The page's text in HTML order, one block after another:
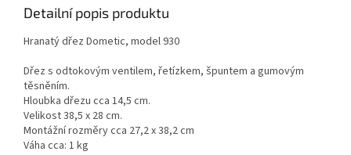
Detailní popis produktu
Hranatý dřez Dometic, model 930
Dřez s odtokovým ventilem, řetízkem, špuntem a gumovým
těsněním.
Hloubka dřezu cca 14,5 cm.
Velikost 38,5 x 28 cm.
Montážní rozměry cca 27,2 x 38,2 cm
Váha cca: 1 kg